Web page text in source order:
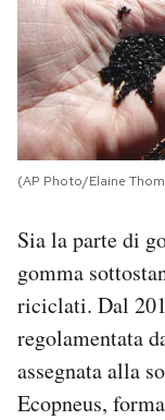
(AP Photo/Elaine
Sia la parte di
gomma
riciclati. Dal
regolamentata
assegnata alla
Ecopneus,